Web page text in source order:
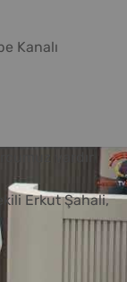
Kanalı
vardır
Erkut Şahali,